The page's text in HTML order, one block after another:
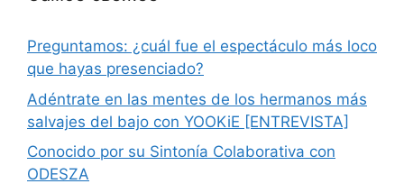
Preguntamos: ¿cuál fue el espectáculo más loco
que hayas presenciado?
Adéntrate en las mentes de los hermanos más
salvajes del bajo con YOOKiE [ENTREVISTA]
Conocido por su Sintonía Colaborativa con
ODESZA